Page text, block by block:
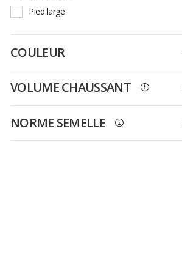
Pied large
COULEUR
VOLUME CHAUSSANT
NORME SEMELLE